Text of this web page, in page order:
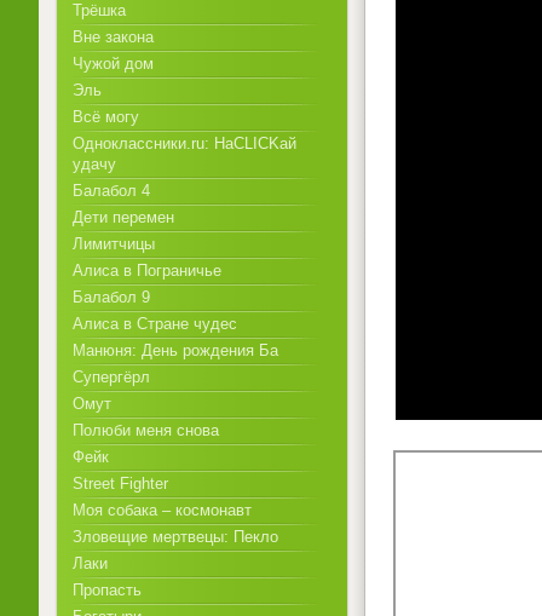
Трёшка
Вне закона
Чужой дом
Эль
Всё могу
Одноклассники.ru: НаCLICKай
удачу
Балабол 4
Дети перемен
Лимитчицы
Алиса в Пограничье
Балабол 9
Алиса в Стране чудес
Манюня: День рождения Ба
Супергёрл
Омут
Полюби меня снова
Фейк
Street Fighter
Моя собака – космонавт
Зловещие мертвецы: Пекло
Лаки
Пропасть